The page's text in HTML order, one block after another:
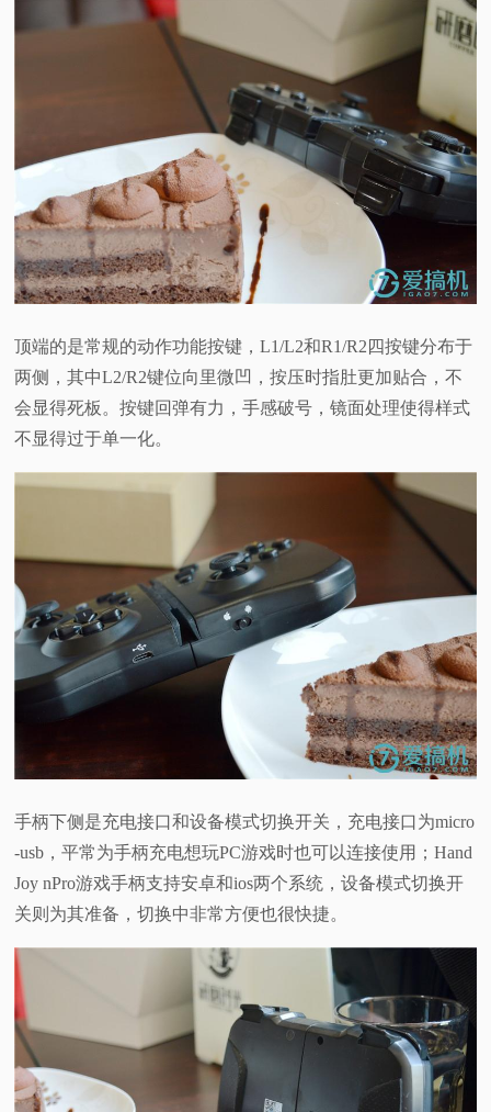
顶端的是常规的动作功能按键，L1/L2和R1/R2四按键分布于
两侧，其中L2/R2键位向里微凹，按压时指肚更加贴合，不
会显得死板。按键回弹有力，手感破号，镜面处理使得样式
不显得过于单一化。
手柄下侧是充电接口和设备模式切换开关，充电接口为micro
-usb，平常为手柄充电想玩PC游戏时也可以连接使用；Hand
Joy nPro游戏手柄支持安卓和ios两个系统，设备模式切换开
关则为其准备，切换中非常方便也很快捷。